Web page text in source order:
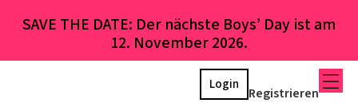
SAVE THE DATE: Der nächste Boys’ Day ist am
12. November 2026.
Registrieren
Login